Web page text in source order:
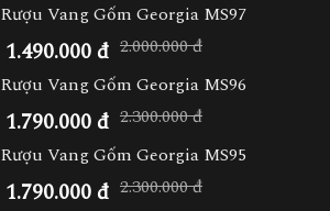
Rượu Vang Gốm Georgia MS97
1.490.000 đ 2.000.000 đ
Rượu Vang Gốm Georgia MS96
1.790.000 đ 2.300.000 đ
Rượu Vang Gốm Georgia MS95
1.790.000 đ 2.300.000 đ